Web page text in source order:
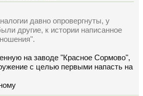
давно опровергнуты, у
другие, к истории написанное
на заводе "Красное Сормово",
с целью первыми напасть на